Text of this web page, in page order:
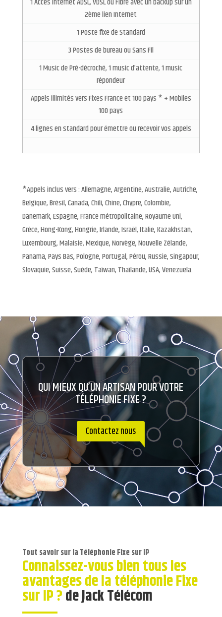
2ème lien Internet
1 Poste fixe de Standard
3 Postes de bureau ou Sans Fil
1 Music de Pré-décroché, 1 music d’attente, 1 music
répondeur
Appels illimités vers Fixes France et 100 pays * + Mobiles
100 pays
4 lignes en standard pour émettre ou recevoir vos appels
*Appels inclus vers : Allemagne, Argentine, Australie, Autriche,
Belgique, Brésil, Canada, Chili, Chine, Chypre, Colombie,
Danemark, Espagne, France métropolitaine, Royaume Uni,
Grèce, Hong-Kong, Hongrie, Irlande, Israël, Italie, Kazakhstan,
Luxembourg, Malaisie, Mexique, Norvège, Nouvelle Zélande,
Panama, Pays Bas, Pologne, Portugal, Pérou, Russie, Singapour,
Slovaquie, Suisse, Suède, Taïwan, Thaïlande, USA, Venezuela.
QUI MIEUX QU’UN ARTISAN POUR VOTRE
TÉLÉPHONIE FIXE ?
Contactez nous
Tout savoir sur la Téléphonie Fixe sur IP
Connaissez-vous bien tous les
avantages de la téléphonie Fixe
sur IP ?de Jack Télécom